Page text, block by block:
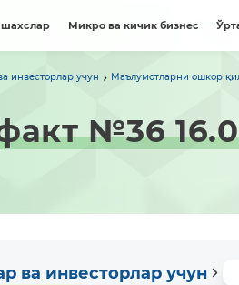
Микро ва кичик бизнес
инвесторлар учун Маълумотларни ошкор
№36
ва инвесторлар учун